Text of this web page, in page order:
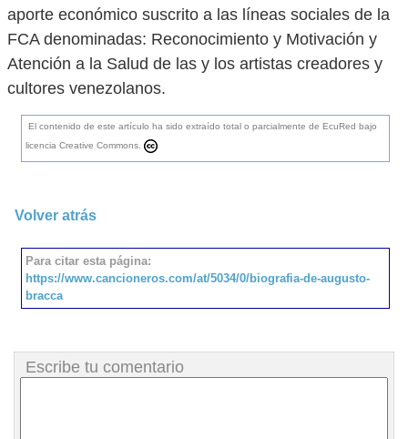
aporte económico suscrito a las líneas sociales de la
FCA denominadas: Reconocimiento y Motivación y
Atención a la Salud de las y los artistas creadores y
cultores venezolanos.
El contenido de este artículo ha sido extraído total o parcialmente de EcuRed bajo
licencia Creative Commons.
Volver atrás
Para citar esta página:
https://www.cancioneros.com/at/5034/0/biografia-de-augusto-
bracca
Escribe tu comentario